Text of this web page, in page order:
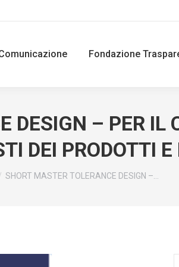
Fondazione
DESIGN – PER IL
DEI PRODOTTI E
SHORT MASTER TOLERANCE DESIGN –…